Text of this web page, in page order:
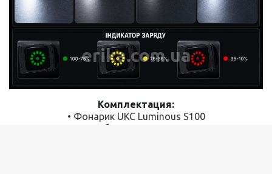
erika.com.ua
Комплектация:
• Фонарик UKC Luminous S100
• Кабель для зарядки